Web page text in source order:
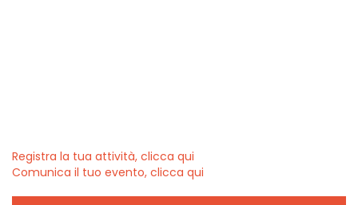
Registra la tua attività, clicca qui
Comunica il tuo evento, clicca qui